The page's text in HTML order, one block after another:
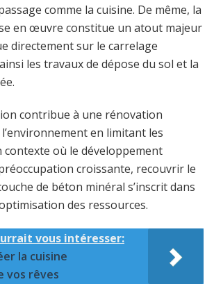
comme la cuisine. De même, la
en œuvre constitue un atout majeur
directement sur le carrelage
les travaux de dépose du sol et la
contribue à une rénovation
en limitant les
contexte où le développement
croissante, recouvrir le
de béton minéral s’inscrit dans
des ressources.
vous intéresser:
la cuisine
vos rêves